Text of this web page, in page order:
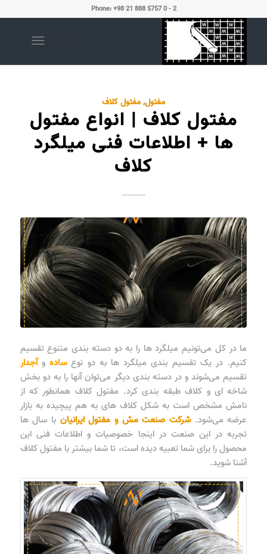
Phone: +98 21 888 5757 0 - 2
مفتول,مفتول کلاف
مفتول کلاف | انواع مفتول
ها + اطلاعات فنی میلگرد
کلاف
ما در کل می‌تونیم میلگرد ها را به دو دسته بندی متنوع تقسیم
کنیم. در یک تقسیم بندی میلگرد ها به دو نوعسادهوآجدار
تقسیم می‌شوند و در دسته بندی دیگر می‌توان آنها را به دو بخش
شاخه ای و کلاف طبقه بندی کرد. مفتول کلاف همانطور که از
نامش مشخص است به شکل کلاف های به هم پیچیده به بازار
عرضه می‌شود.شرکت صنعت مش و مفتول ایرانیان با سال ها
تجربه در این صنعت در اینجا خصوصیات و اطلاعات فنی این
محصول را برای شما تعبیه دیده است، تا شما بیشتر با مفتول کلاف
آشنا شوید.